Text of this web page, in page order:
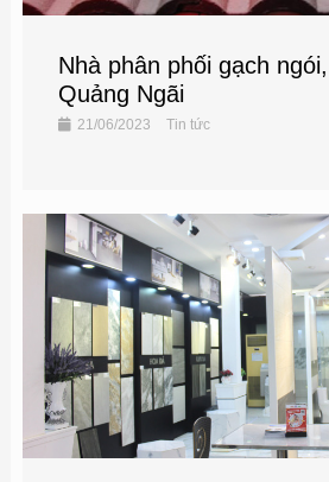
Nhà phân phối gạch
Quảng Ngãi
21/06/2023 Tin tức